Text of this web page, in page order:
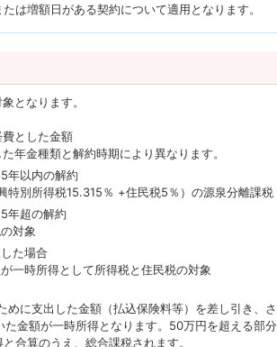
は増額日がある契約について適用となります。
となります。
とした金額
年金種類と解約時期により異なります。
年以内の解約
特別所得税15.315％ +住民税5％）の源泉分離課税
年超の解約
対象
た場合
一時所得として所得税と住民税の対象
に支出した金額（払込保険料等）を差し引き、さ
金額が一時所得となります。50万円を超える部分
合算のうえ、総合課税されます。